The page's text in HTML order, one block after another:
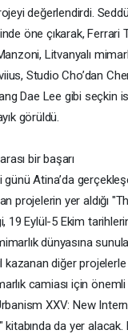
değerlendirdi.
öne çıkarak, Ferrari
Litvanyalı
Studio Cho’dan
Dae Lee gibi seçkin
görüldü.
bir başarı
günü Atina’da
projelerin yer aldığı
19 Eylül-5 Ekim
dünyasına
diğer projelerle
camiası için
XXV: New
da yer alacak.